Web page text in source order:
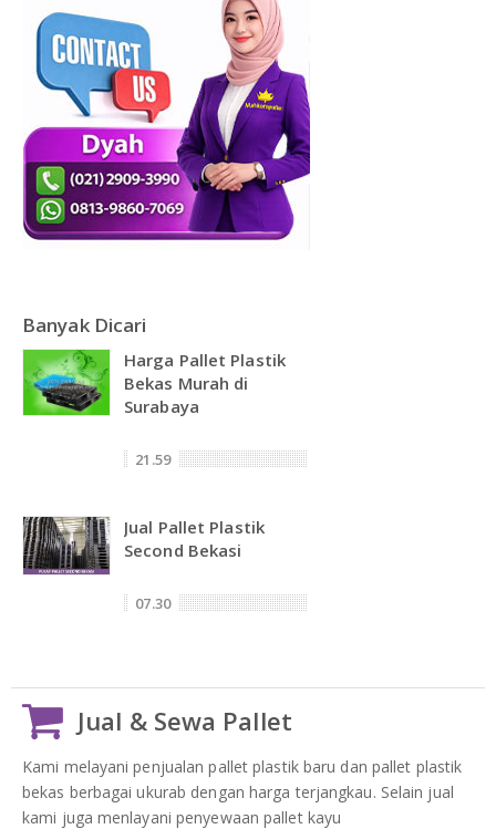
Banyak Dicari
Harga Pallet Plastik
Bekas Murah di
Surabaya
21.59
Jual Pallet Plastik
Second Bekasi
07.30
Jual & Sewa Pallet
Kami melayani penjualan pallet plastik baru dan pallet plastik
bekas berbagai ukurab dengan harga terjangkau. Selain jual
kami juga menlayani penyewaan pallet kayu